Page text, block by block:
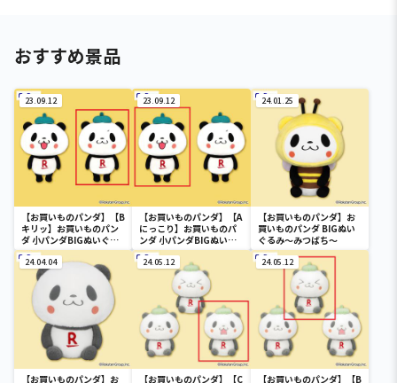
おすすめ景品
23.09.12
【お買いものパンダ】【B
キリッ】お買いものパン
ダ 小パンダBIGぬいぐる
み
23.09.12
【お買いものパンダ】【A
にっこり】お買いものパ
ンダ 小パンダBIGぬいぐ
るみ
24.01.25
【お買いものパンダ】お
買いものパンダ BIGぬい
ぐるみ～みつばち～
24.04.04
【お買いものパンダ】お
24.05.12
【お買いものパンダ】【C
24.05.12
【お買いものパンダ】【B